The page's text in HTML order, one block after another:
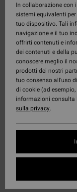
In collaborazione con
sistemi equivalenti
tuo dispositivo. Tali
navigazione e il tuo
offrirti contenuti e
dei contenuti e della
conoscere meglio il
prodotti dei nostri
tuo consenso all’uso
di cookie (ad
informazioni consulta
sulla privacy.